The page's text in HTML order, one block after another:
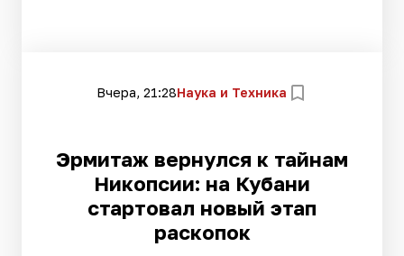
Вчера, 21:28Наука и Техника
Эрмитаж вернулся к тайнам
Никопсии: на Кубани
стартовал новый этап
раскопок